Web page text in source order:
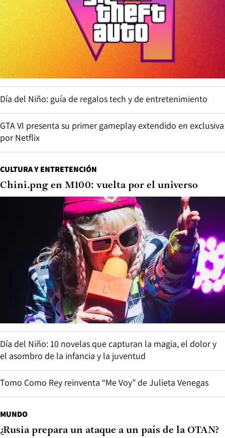
Día del Niño: guía de regalos tech y de entretenimiento
GTA VI presenta su primer gameplay extendido en exclusiva
por Netflix
CULTURA Y ENTRETENCIÓN
Chini.png en M100: vuelta por el universo
Día del Niño: 10 novelas que capturan la magia, el dolor y
el asombro de la infancia y la juventud
Tomo Como Rey reinventa “Me Voy” de Julieta Venegas
MUNDO
¿Rusia prepara un ataque a un país de la OTAN?